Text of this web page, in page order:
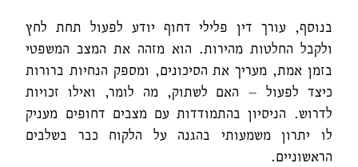
בנוסף, עורך דין פלילי דחוף יודע לפעול תחת לחץ
ולקבל החלטות מהירות. הוא מזהה את המצב המשפטי
בזמן אמת, מעריך את הסיכונים, ומספק הנחיות ברורות
כיצד לפעול – האם לשתוק, מה לומר, ואילו זכויות
לדרוש. הניסיון בהתמודדות עם מצבים דחופים מעניק
לו יתרון משמעותי בהגנה על הלקוח כבר בשלבים
הראשוניים.